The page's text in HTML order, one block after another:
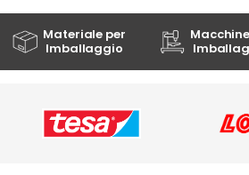
Materiale per
Imballaggio